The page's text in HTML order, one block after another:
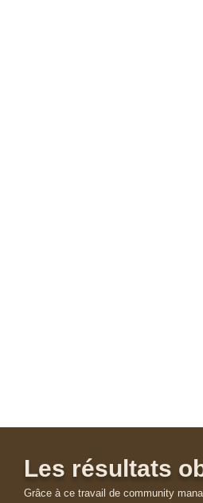
Les résultats
Grâce à ce travail de community